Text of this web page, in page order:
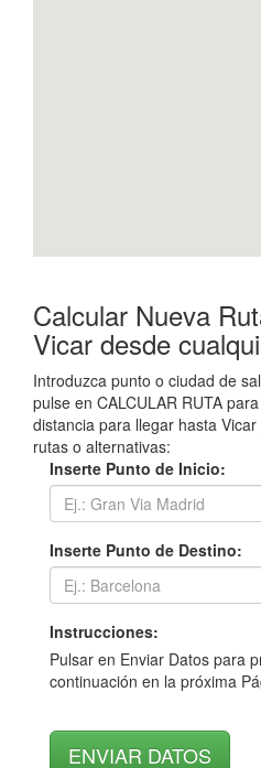
Calcular Nueva
Vicar desde
Introduzca punto o ciudad de
pulse en CALCULAR RUTA
distancia para llegar hasta
rutas o alternativas:
Inserte Punto de Inicio:
Inserte Punto de Destino:
Instrucciones:
Pulsar en Enviar Datos para
continuación en la próxima